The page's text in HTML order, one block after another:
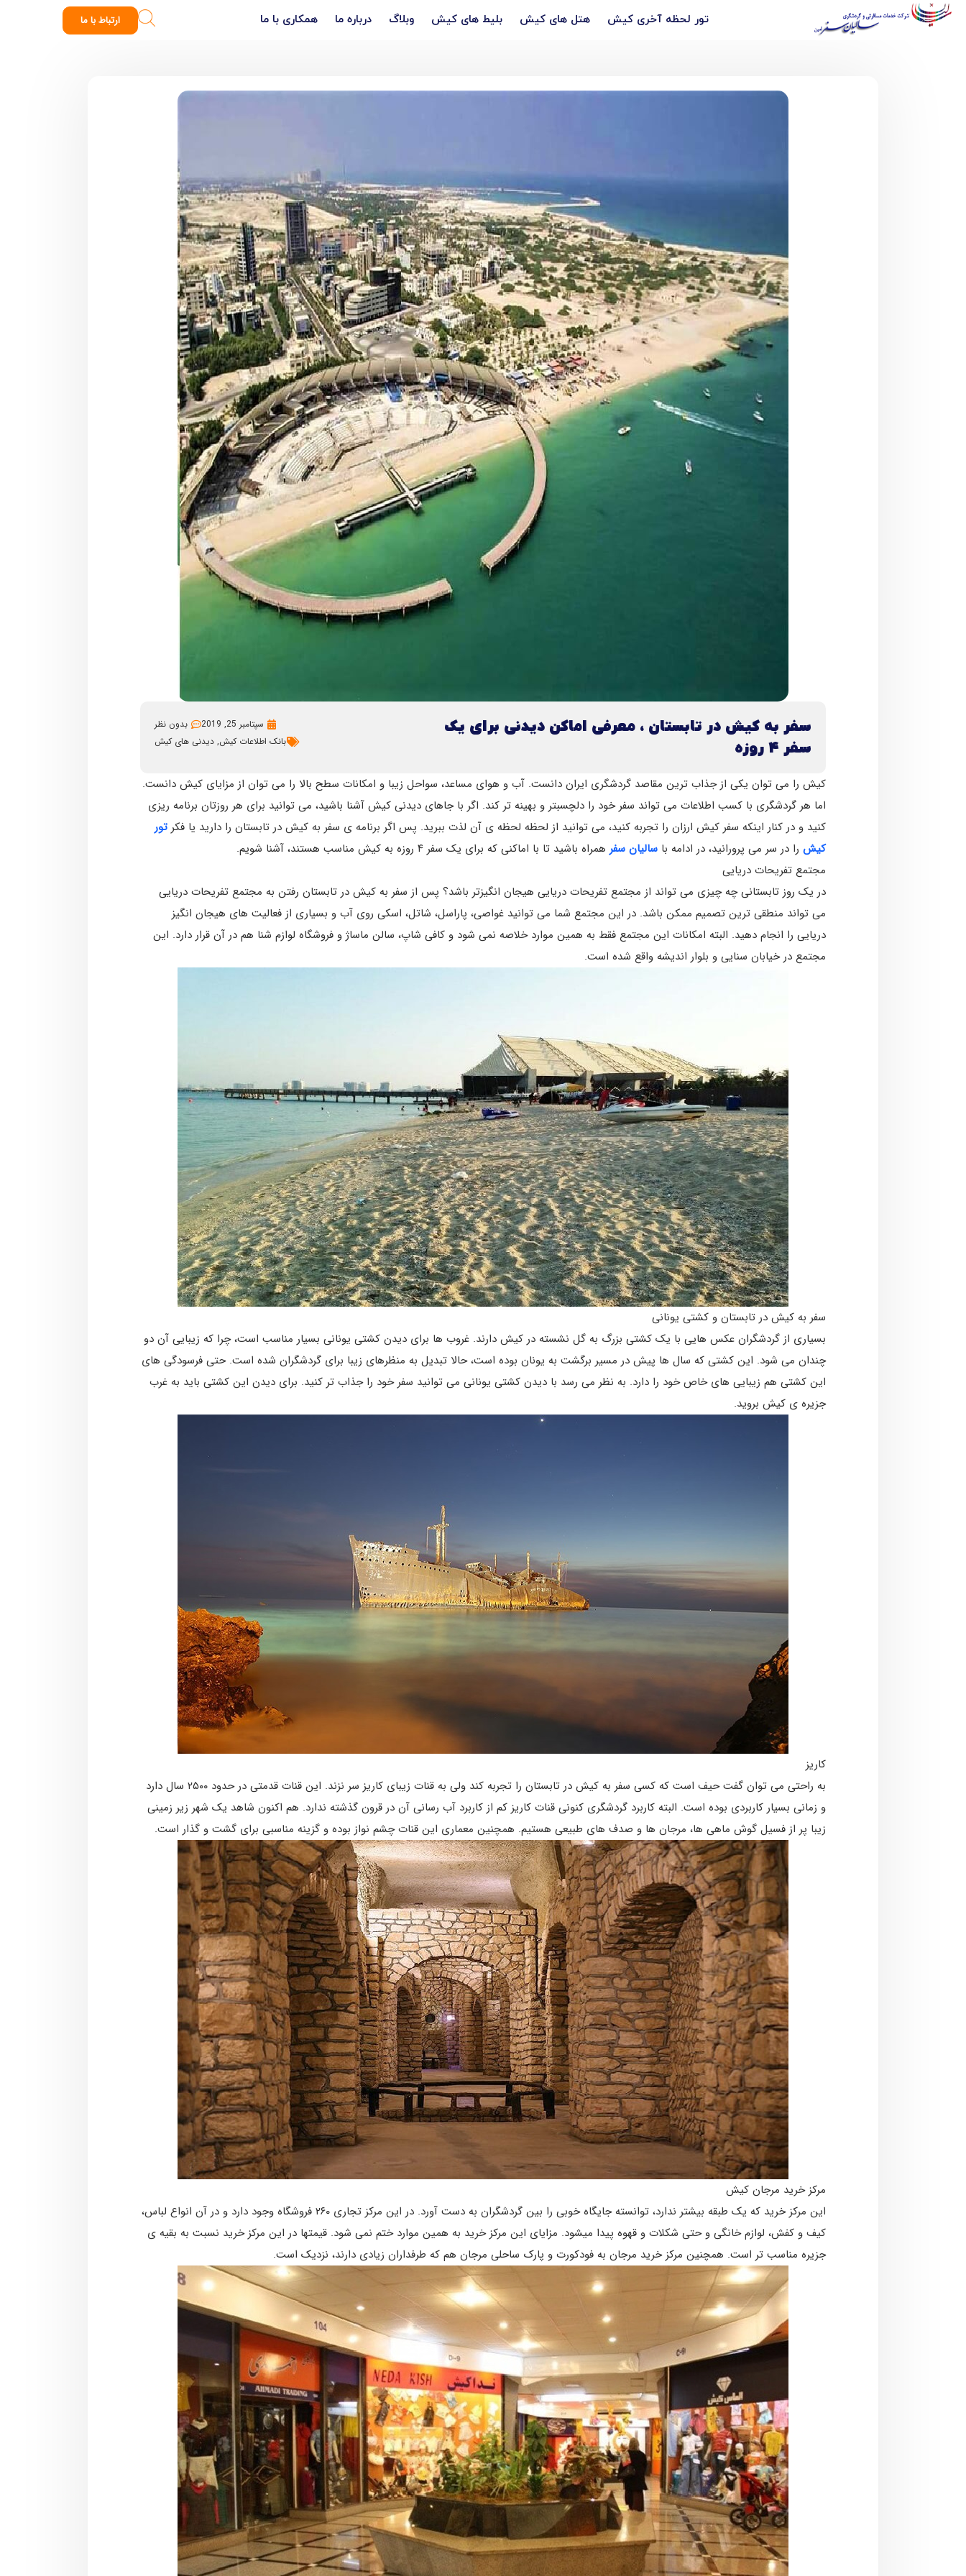
تور لحظه آخری کیش هتل های کیش بلیط های کیش وبلاگ درباره ما همکاری با ما ارتباط با ما
سفر به کیش در تابستان ، معرفی اماکن دیدنی برای یک
سفر ۴ روزه
سپتامبر 25, 2019
بدون نظر
بانک اطلاعات کیش, دیدنی های کیش
کیش را می توان یکی از جذاب­ ترین مقاصد گردشگری ایران دانست. آب و هوای مساعد، سواحل زیبا و امکانات سطح بالا را می توان از مزایای کیش دانست.
اما هر گردشگری با کسب اطلاعات می­ تواند سفر خود را دلچسب­تر و بهینه ­تر کند. اگر با جاهای دیدنی کیش آشنا باشید، می­ توانید برای هر روزتان برنامه ریزی
کنید و در کنار اینکه سفر کیش ارزان را تجربه کنید، می توانید از لحظه لحظه­ ی آن لذت ببرید. پس اگر برنامه­ ی سفر به کیش در تابستان را دارید یا فکر تور
کیش را در سر می پرورانید، در ادامه با سالیان سفر همراه باشید تا با اماکنی که برای یک سفر ۴ روزه به کیش مناسب هستند، آشنا شویم.
مجتمع تفریحات دریایی
در یک روز تابستانی چه چیزی می ­تواند از مجتمع تفریحات دریایی هیجان انگیزتر باشد؟ پس از سفر به کیش در تابستان رفتن به مجتمع تفریحات دریایی
می­ تواند منطقی­ ترین تصمیم ممکن باشد. در این مجتمع شما می­ توانید غواصی، پاراسل، شاتل، اسکی روی آب و بسیاری از فعالیت­ های هیجان انگیز
دریایی را انجام دهید. البته امکانات این مجتمع فقط به همین موارد خلاصه نمی­ شود و کافی شاپ، سالن ماساژ و فروشگاه لوازم شنا هم در آن قرار دارد. این
مجتمع در خیابان سنایی و بلوار اندیشه واقع شده است.
سفر به کیش در تابستان و کشتی یونانی
بسیاری از گردشگران عکس ­هایی با یک کشتی بزرگ به گل نشسته در کیش دارند. غروب­ ها برای دیدن کشتی یونانی بسیار مناسب است، چرا که زیبایی آن دو
چندان می ­شود. این کشتی که سال­ ها پیش در مسیر برگشت به یونان بوده است، حالا تبدیل به منظره­ای زیبا برای گردشگران شده است. حتی فرسودگی ­های
این کشتی هم زیبایی­ های خاص خود را دارد. به نظر می ­رسد با دیدن کشتی یونانی می توانید سفر خود را جذاب­ تر کنید. برای دیدن این کشتی باید به غرب
جزیره­ ی کیش بروید.
کاریز
به راحتی می­ توان گفت حیف است که کسی سفر به کیش در تابستان را تجربه کند ولی به قنات زیبای کاریز سر نزند. این قنات قدمتی در حدود ۲۵۰۰ سال دارد
و زمانی بسیار کاربردی بوده است. البته کاربرد گردشگری کنونی قنات کاریز کم از کاربرد آب رسانی آن در قرون گذشته ندارد. هم اکنون شاهد یک شهر زیر زمینی
زیبا پر از فسیل گوش ماهی­ ها، مرجان­ ها و صدف­ های طبیعی هستیم. همچنین معماری این قنات چشم نواز بوده و گزینه مناسبی برای گشت و گذار است.
مرکز خرید مرجان کیش
این مرکز خرید که یک طبقه بیشتر ندارد، توانسته جایگاه خوبی را بین گردشگران به دست آورد. در این مرکز تجاری ۲۶۰ فروشگاه وجود دارد و در آن انواع لباس،
کیف و کفش، لوازم خانگی و حتی شکلات و قهوه پیدا می­شود. مزایای این مرکز خرید به همین موارد ختم نمی شود. قیمت­ها در این مرکز خرید نسبت به بقیه­ ی
جزیره مناسب ­تر است. همچنین مرکز خرید مرجان به فودکورت و پارک ساحلی مرجان هم که طرفداران زیادی دارند، نزدیک است.